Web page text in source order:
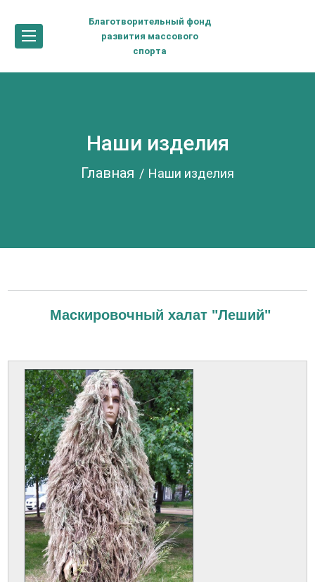
Благотворительный фонд
развития массового
спорта
Наши изделия
Главная Наши изделия
Маскировочный халат "Леший"